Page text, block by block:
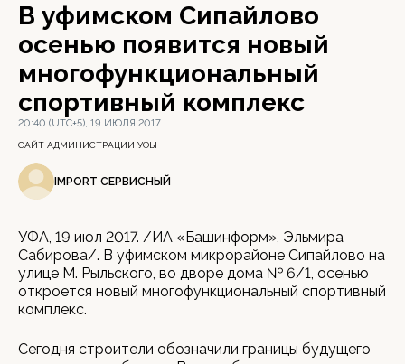
В уфимском Сипайлово
осенью появится новый
многофункциональный
спортивный комплекс
20:40 (UTC+5), 19 ИЮЛЯ 2017
САЙТ АДМИНИСТРАЦИИ УФЫ
IMPORT СЕРВИСНЫЙ
УФА, 19 июл 2017. /ИА «Башинформ», Эльмира
Сабирова/. В уфимском микрорайоне Сипайлово на
улице М. Рыльского, во дворе дома № 6/1, осенью
откроется новый многофункциональный спортивный
комплекс.
Сегодня строители обозначили границы будущего